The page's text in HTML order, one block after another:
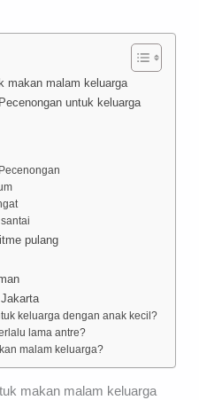
makan malam keluarga
untuk keluarga
pulang
keluarga dengan anak kecil?
lama antre?
malam keluarga?
makan malam keluarga